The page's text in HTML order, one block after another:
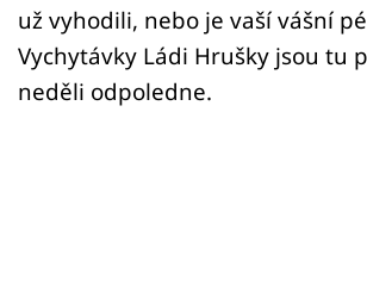
už vyhodili, nebo je vaší vášní
Vychytávky Ládi Hrušky jsou tu
neděli odpoledne.